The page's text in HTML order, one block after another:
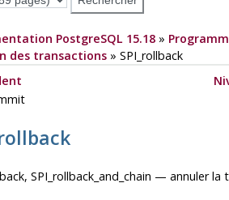
PostgreSQL 15.18»
des transactions» SPI_rollback
SPI_rollback_and_chain — annuler